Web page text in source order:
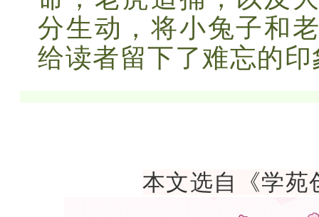
分生动，将小兔子和
给读者留下了难忘的印
本文选自《学苑